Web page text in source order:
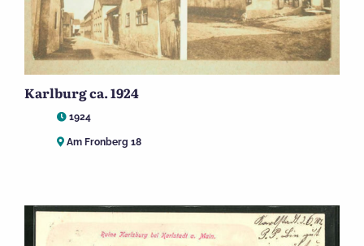
Karlburg ca. 1924
1924
Am Fronberg 18